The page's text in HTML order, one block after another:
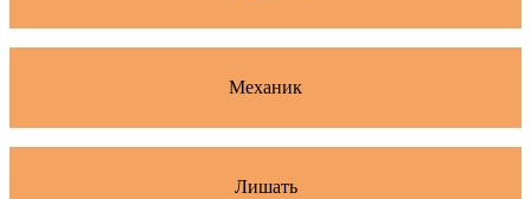
Механик
Лишать